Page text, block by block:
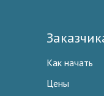
Как начать
Цены